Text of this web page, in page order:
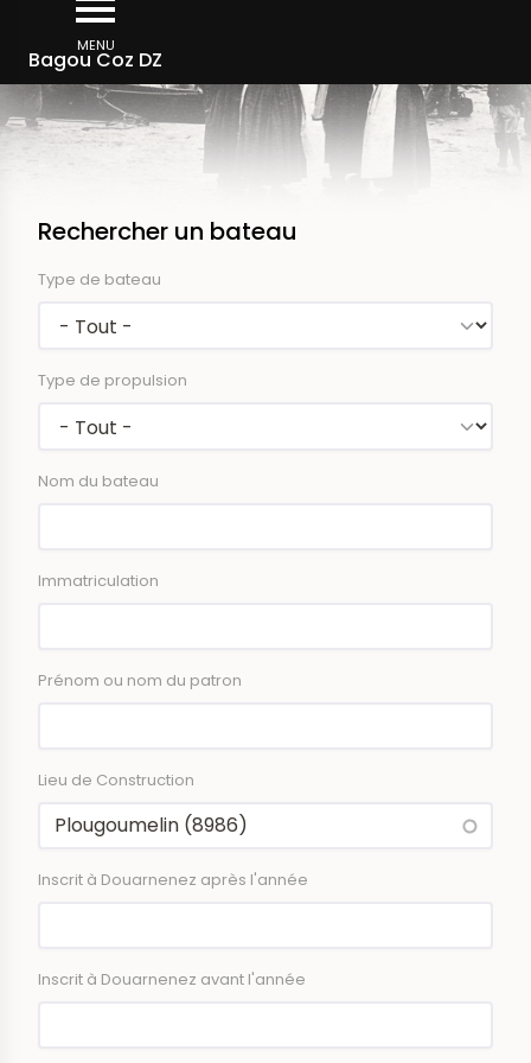
contenu
principal
MENU
Bagou Coz DZ
Rechercher un bateau
Type de bateau
Type de propulsion
Nom du bateau
Immatriculation
Prénom ou nom du patron
Lieu de Construction
Inscrit à Douarnenez après l'année
Inscrit à Douarnenez avant l'année